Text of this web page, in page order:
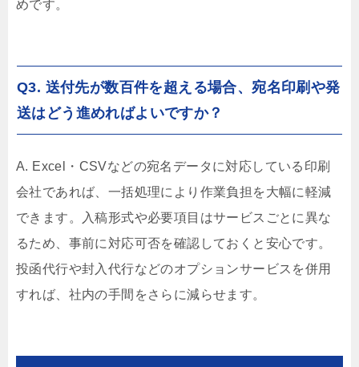
めです。
Q3. 送付先が数百件を超える場合、宛名印刷や発
送はどう進めればよいですか？
A. Excel・CSVなどの宛名データに対応している印刷
会社であれば、一括処理により作業負担を大幅に軽減
できます。入稿形式や必要項目はサービスごとに異な
るため、事前に対応可否を確認しておくと安心です。
投函代行や封入代行などのオプションサービスを併用
すれば、社内の手間をさらに減らせます。